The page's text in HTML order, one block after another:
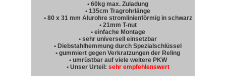
• 60kg max. Zuladung
• 135cm Tragrohrlänge
• 80 x 31 mm Alurohre stromlinienförmig in schwarz
• 21mm T-nut
• einfache Montage
• sehr universell einsetzbar
• Diebstahlhemmung durch Spezialschlüssel
• gummiert gegen Verkratzungen der Reling
• umrüstbar auf viele weitere PKW
• Unser Urteil: sehr empfehlenswert